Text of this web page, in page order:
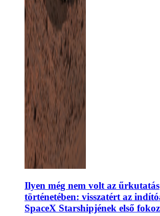
Ilyen még nem volt az űrkutatás
történetében: visszatért az
SpaceX Starshipjének első